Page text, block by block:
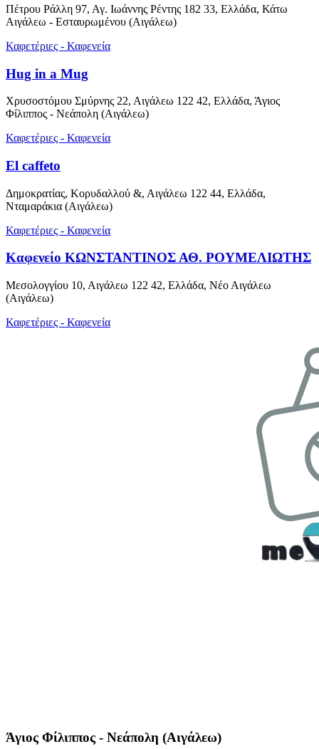
Πέτρου Ράλλη 97, Αγ. Ιωάννης Ρέντης 182 33, Ελλάδα, Κάτω
Αιγάλεω - Εσταυρωμένου (Αιγάλεω)
Καφετέριες - Καφενεία
Hug in a Mug
Χρυσοστόμου Σμύρνης 22, Αιγάλεω 122 42, Ελλάδα, Άγιος
Φίλιππος - Νεάπολη (Αιγάλεω)
Καφετέριες - Καφενεία
El caffeto
Δημοκρατίας, Κορυδαλλού &, Αιγάλεω 122 44, Ελλάδα,
Νταμαράκια (Αιγάλεω)
Καφετέριες - Καφενεία
Καφενείο ΚΩΝΣΤΑΝΤΙΝΟΣ ΑΘ. ΡΟΥΜΕΛΙΩΤΗΣ
Μεσολογγίου 10, Αιγάλεω 122 42, Ελλάδα, Νέο Αιγάλεω
(Αιγάλεω)
Καφετέριες - Καφενεία
Άγιος Φίλιππος - Νεάπολη (Αιγάλεω)